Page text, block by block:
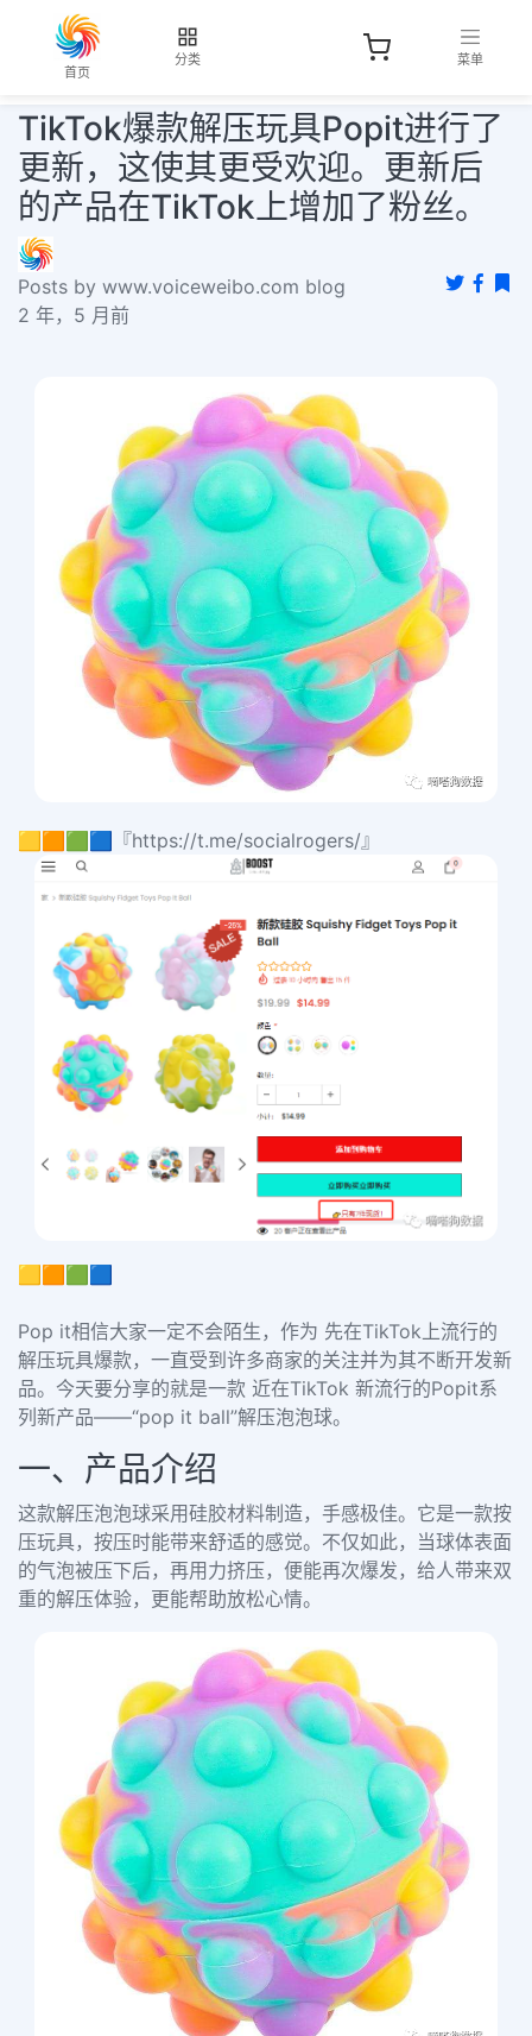
首页
分类 菜单
TikTok爆款解压玩具Popit进行了
更新，这使其更受欢迎。更新后
的产品在TikTok上增加了粉丝。
Posts by www.voiceweibo.com blog
2 年，5 月前
🟨🟧🟩🟦『https://t.me/socialrogers/』
🟨🟧🟩🟦
Pop it相信大家一定不会陌生， 作为 先在TikTok上流行的
解压玩具爆款，一直受到 许多商家的关注并为其不断开发新
品。 今天要分享的就是一款 近在TikTok 新流行的Popit系
列新产品——“pop it ball”解压泡泡球。
一、产品介绍
这款解压泡泡球采用硅胶材料制造，手感极佳。它是一款按
压玩具，按压时能带来舒适的感觉。不仅如此，当球体表面
的气泡被压下后，再用力挤压，便能再次爆发，给人带来双
重的解压体验，更能帮助放松心情。